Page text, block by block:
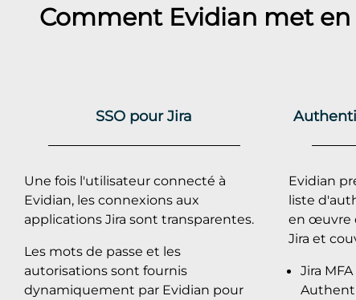
Comment Evidian met
SSO pour Jira
Une fois l'utilisateur connecté à
Evidian, les connexions aux
applications Jira sont transparentes.
Les mots de passe et les
autorisations sont fournis
dynamiquement par Evidian pour
Evidian
liste
en œuvre
Jira et
Jira